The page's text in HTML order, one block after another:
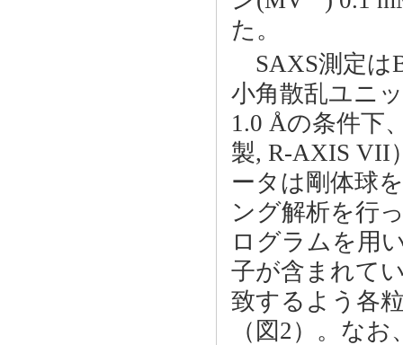
た。
SAXS測定は
小角散乱ユニ
1.0 Åの条件下
製, R-AXIS VII
ータは剛体球
ング解析を行
ログラムを用
子が含まれて
致するよう各
（図2）。な